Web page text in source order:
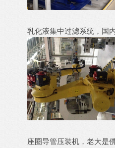
乳化液集中过滤系统，国
座圈导管压装机，老大是